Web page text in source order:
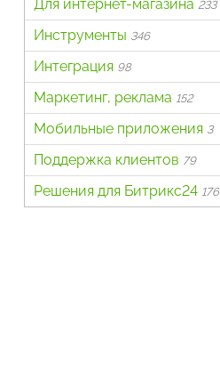
Для интернет-магазина 233
Инструменты 346
Интеграция 98
Маркетинг, реклама 152
Мобильные приложения 3
Поддержка клиентов 79
Решения для Битрикс24 176